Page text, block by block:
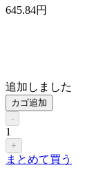
645.84円
追加しました
カゴ追加
-
1
+
まとめて買う